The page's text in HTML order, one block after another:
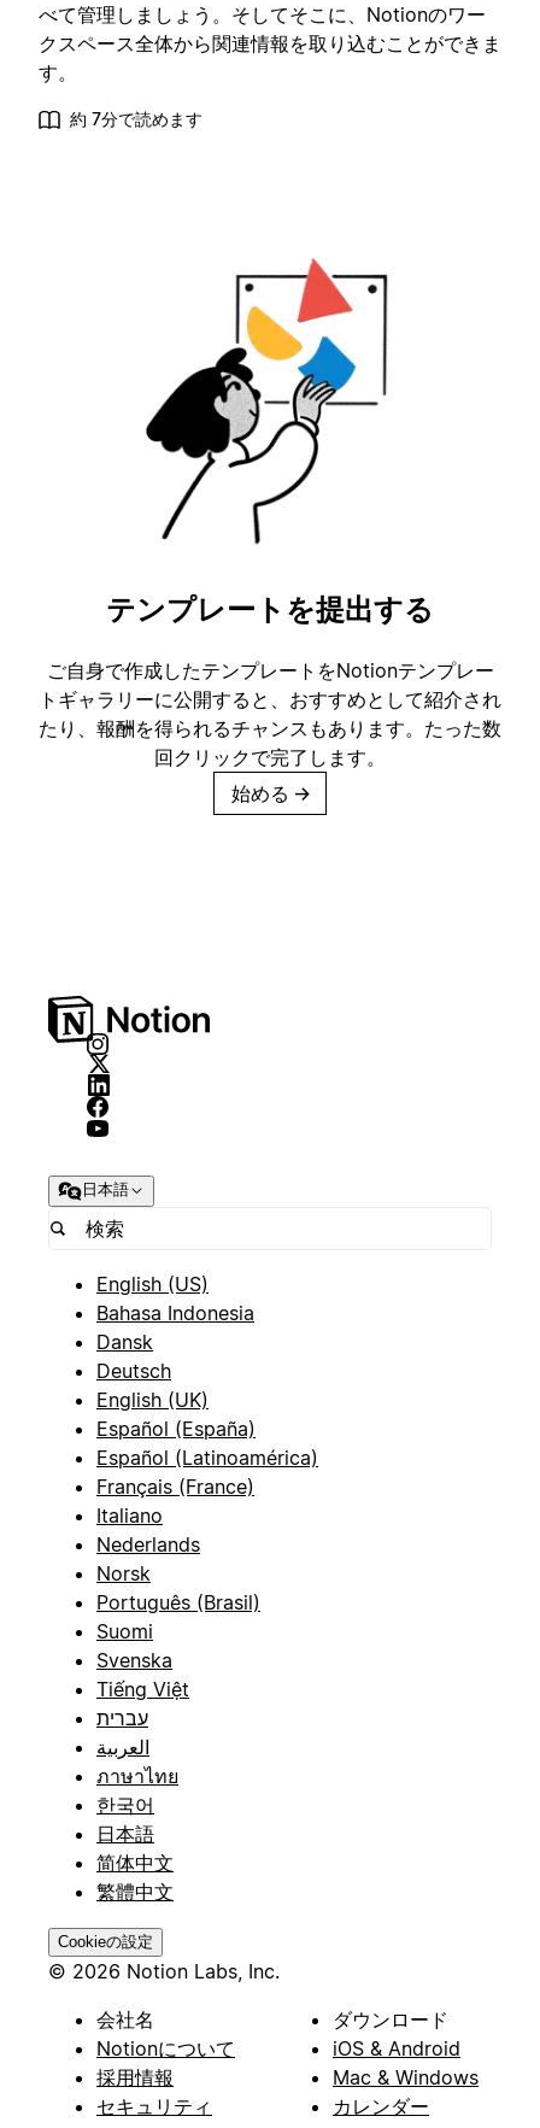
べて管理しましょう。そしてそこに、Notionのワー
クスペース全体から関連情報を取り込むことができま
す。
約 7分で読めます
テンプレートを提出する
ご自身で作成したテンプレートをNotionテンプレー
トギャラリーに公開すると、おすすめとして紹介され
たり、報酬を得られるチャンスもあります。たった数
回クリックで完了します。
始める →
日本語
English (US)
Bahasa Indonesia
Dansk
Deutsch
English (UK)
Español (España)
Español (Latinoamérica)
Français (France)
Italiano
Nederlands
Norsk
Português (Brasil)
Suomi
Svenska
Tiếng Việt
עברית
العربية
ภาษาไทย
한국어
日本語
简体中文
繁體中文
Cookieの設定
© 2026 Notion Labs, Inc.
会社名
Notionについて
採用情報
セキュリティ
ダウンロード
iOS & Android
Mac & Windows
カレンダー